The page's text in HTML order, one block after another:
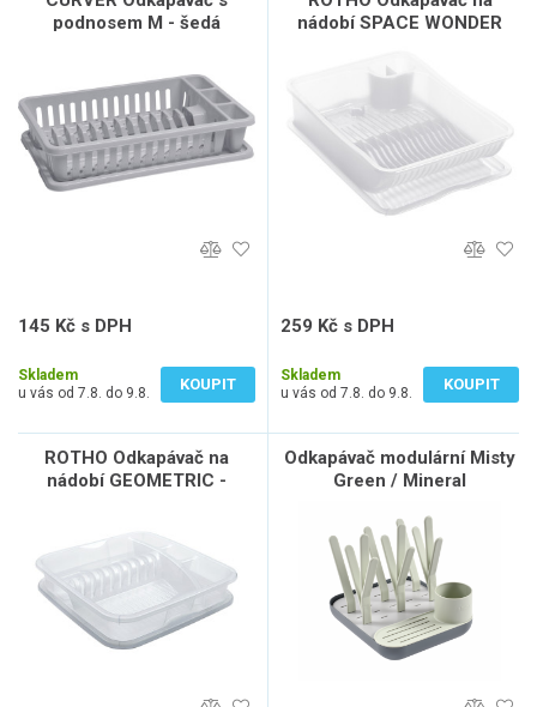
podnosem M - šedá
145 Kč s DPH
Skladem
u vás od 7.8. do 9.8.
KOUPIT
nádobí SPACE WONDER
259 Kč s DPH
Skladem
u vás od 7.8. do 9.8.
KOUPIT
ROTHO Odkapávač na
nádobí GEOMETRIC -
Odkapávač modulární Misty
Green / Mineral